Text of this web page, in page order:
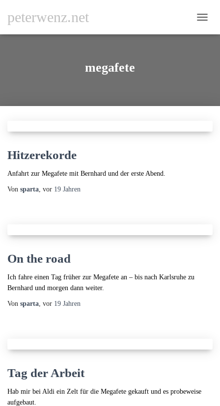
peterwenz.net
megafete
Hitzerekorde
Anfahrt zur Megafete mit Bernhard und der erste Abend.
Von sparta, vor 19 Jahren
On the road
Ich fahre einen Tag früher zur Megafete an – bis nach Karlsruhe zu
Bernhard und morgen dann weiter.
Von sparta, vor 19 Jahren
Tag der Arbeit
Hab mir bei Aldi ein Zelt für die Megafete gekauft und es probeweise
aufgebaut.